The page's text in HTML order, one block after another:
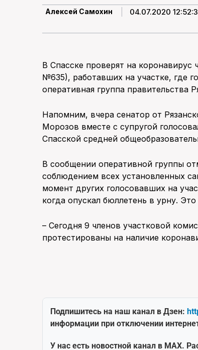
Алексей Самохин 04.07.2020
В Спасске проверят на
№635), работавших на участке, где
оперативная группа правительства
Напомним, вчера сенатор от
Морозов вместе с супругой
Спасской средней
В сообщении оперативной группы
соблюдением всех установленных
момент других голосовавших на
когда опускал бюллетень в урну.
– Сегодня 9 членов участковой
протестированы на наличие
Подпишитесь на наш канал в Дзен:
информации при отключении
У нас есть новостной канал в MAX.